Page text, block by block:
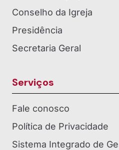
Conselho da Igreja
Presidência
Secretaria Geral
Serviços
Fale conosco
Política de Privacidade
Sistema Integrado de